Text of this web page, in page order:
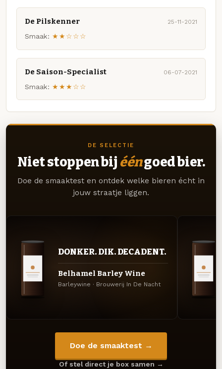
De Pilskenner 25-11-2021
Smaak: ★★☆☆☆
De Saison-Specialist 06-07-2021
Smaak: ★★★☆☆
DE SELECTIE
Niet stoppen bij ééngoed bier.
Doe de smaaktest en ontdek welke bieren écht in
jouw straatje liggen.
DONKER. DIK. DECADENT.
Belhamel Barley Wine
Barleywine · Brouwerij In De Nacht
Doe de smaaktest →
Of stel direct je box samen →